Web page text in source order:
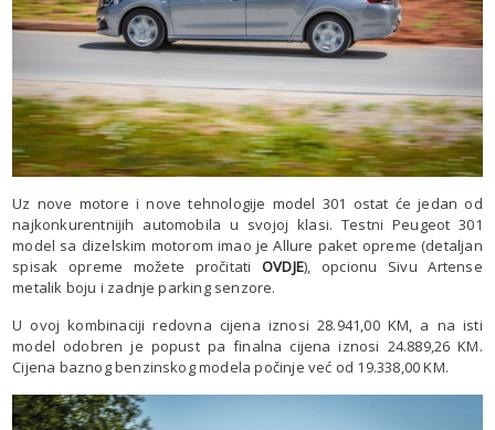
Uz nove motore i nove tehnologije model 301 ostat će jedan od
najkonkurentnijih automobila u svojoj klasi. Testni Peugeot 301
model sa dizelskim motorom imao je Allure paket opreme (detaljan
spisak opreme možete pročitati OVDJE), opcionu Sivu Artense
metalik boju i zadnje parking senzore.
U ovoj kombinaciji redovna cijena iznosi 28.941,00 KM, a na isti
model odobren je popust pa finalna cijena iznosi 24.889,26 KM.
Cijena baznog benzinskog modela počinje već od 19.338,00 KM.